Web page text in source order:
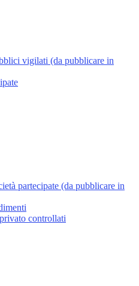
vigilati (da pubblicare in
partecipate (da pubblicare in
controllati